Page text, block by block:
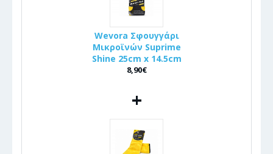
Wevora Σφουγγάρι
Μικροϊνών Suprime
Shine 25cm x 14.5cm
8,90€
+